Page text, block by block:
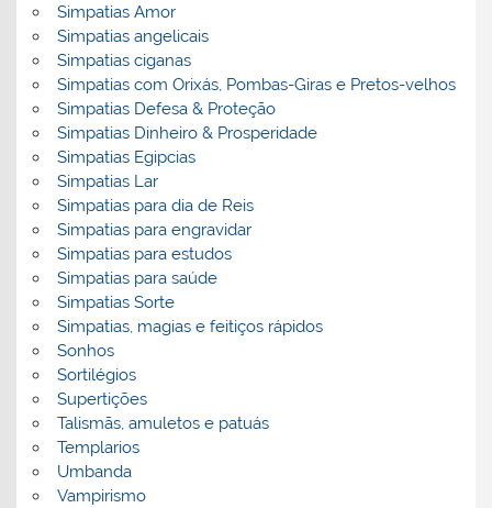
Simpatias Amor
Simpatias angelicais
Simpatias ciganas
Simpatias com Orixás, Pombas-Giras e Pretos-velhos
Simpatias Defesa & Proteção
Simpatias Dinheiro & Prosperidade
Simpatias Egipcias
Simpatias Lar
Simpatias para dia de Reis
Simpatias para engravidar
Simpatias para estudos
Simpatias para saúde
Simpatias Sorte
Simpatias, magias e feitiços rápidos
Sonhos
Sortilégios
Supertições
Talismãs, amuletos e patuás
Templarios
Umbanda
Vampirismo